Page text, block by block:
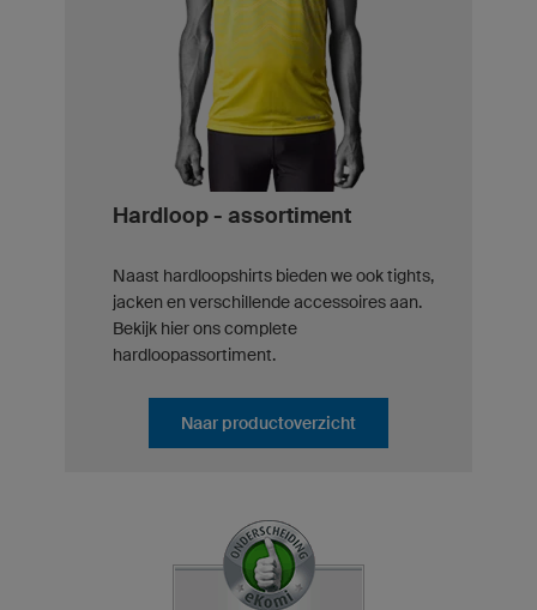
Hardloop - assortiment
Naast hardloopshirts bieden we ook tights,
jacken en verschillende accessoires aan.
Bekijk hier ons complete
hardloopassortiment.
Naar productoverzicht